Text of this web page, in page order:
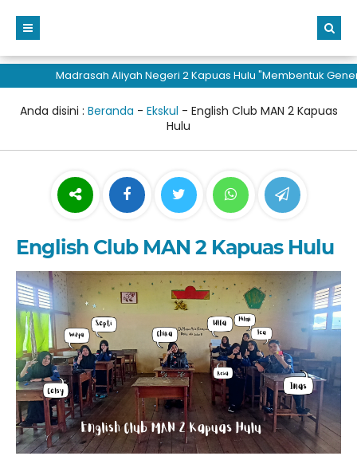
Madrasah Aliyah Negeri 2 Kapuas Hulu "Membentuk
Anda disini : Beranda - Ekskul - English Club MAN 2 Kapuas
Hulu
English Club MAN 2 Kapuas Hulu